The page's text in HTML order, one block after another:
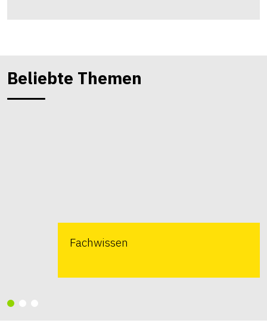
Beliebte Themen
Fachwissen